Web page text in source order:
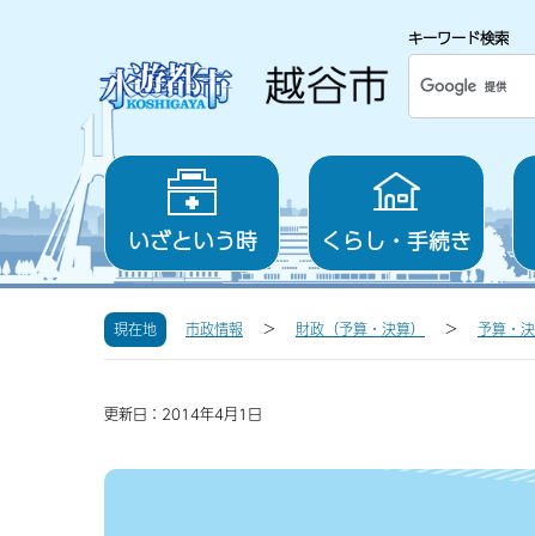
キーワード検索
いざという時 くらし・手続き
現在地 市政情報 財政（予算・決算） 予算・
更新日：2014年4月1日